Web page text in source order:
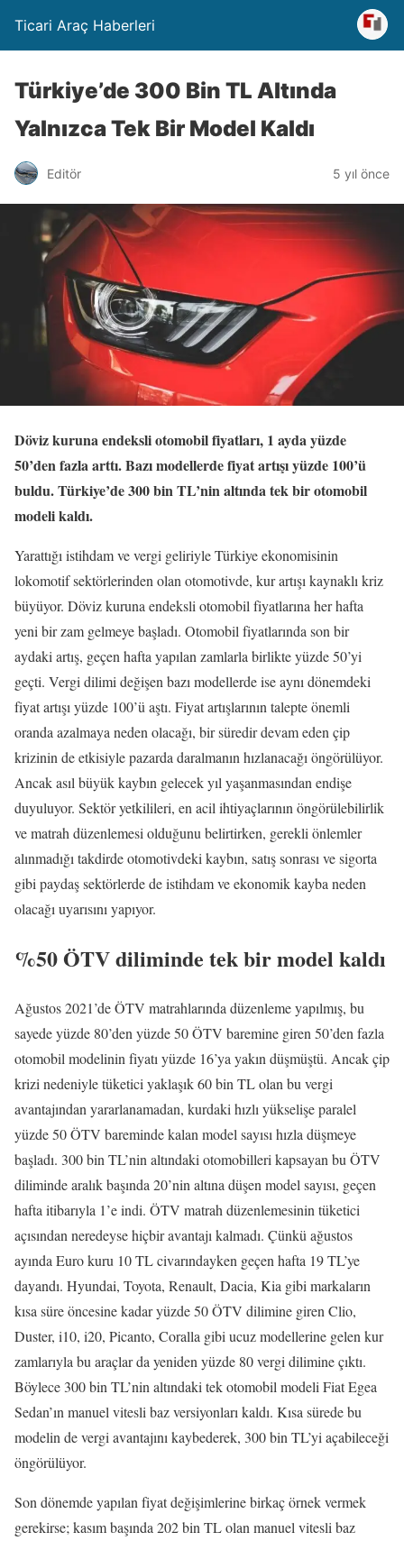
Ticari Araç Haberleri
Türkiye’de 300 Bin TL Altında
Yalnızca Tek Bir Model Kaldı
Editör 5 yıl önce
Döviz kuruna endeksli otomobil fiyatları, 1 ayda yüzde
50’den fazla arttı. Bazı modellerde fiyat artışı yüzde 100’ü
buldu. Türkiye’de 300 bin TL’nin altında tek bir otomobil
modeli kaldı.
Yarattığı istihdam ve vergi geliriyle Türkiye ekonomisinin
lokomotif sektörlerinden olan otomotivde, kur artışı kaynaklı kriz
büyüyor. Döviz kuruna endeksli otomobil fiyatlarına her hafta
yeni bir zam gelmeye başladı. Otomobil fiyatlarında son bir
aydaki artış, geçen hafta yapılan zamlarla birlikte yüzde 50’yi
geçti. Vergi dilimi değişen bazı modellerde ise aynı dönemdeki
fiyat artışı yüzde 100’ü aştı. Fiyat artışlarının talepte önemli
oranda azalmaya neden olacağı, bir süredir devam eden çip
krizinin de etkisiyle pazarda daralmanın hızlanacağı öngörülüyor.
Ancak asıl büyük kaybın gelecek yıl yaşanmasından endişe
duyuluyor. Sektör yetkilileri, en acil ihtiyaçlarının öngörülebilirlik
ve matrah düzenlemesi olduğunu belirtirken, gerekli önlemler
alınmadığı takdirde otomotivdeki kaybın, satış sonrası ve sigorta
gibi paydaş sektörlerde de istihdam ve ekonomik kayba neden
olacağı uyarısını yapıyor.
%50 ÖTV diliminde tek bir model kaldı
Ağustos 2021’de ÖTV matrahlarında düzenleme yapılmış, bu
sayede yüzde 80’den yüzde 50 ÖTV baremine giren 50’den fazla
otomobil modelinin fiyatı yüzde 16’ya yakın düşmüştü. Ancak çip
krizi nedeniyle tüketici yaklaşık 60 bin TL olan bu vergi
avantajından yararlanamadan, kurdaki hızlı yükselişe paralel
yüzde 50 ÖTV bareminde kalan model sayısı hızla düşmeye
başladı. 300 bin TL’nin altındaki otomobilleri kapsayan bu ÖTV
diliminde aralık başında 20’nin altına düşen model sayısı, geçen
hafta itibarıyla 1’e indi. ÖTV matrah düzenlemesinin tüketici
açısından neredeyse hiçbir avantajı kalmadı. Çünkü ağustos
ayında Euro kuru 10 TL civarındayken geçen hafta 19 TL’ye
dayandı. Hyundai, Toyota, Renault, Dacia, Kia gibi markaların
kısa süre öncesine kadar yüzde 50 ÖTV dilimine giren Clio,
Duster, i10, i20, Picanto, Coralla gibi ucuz modellerine gelen kur
zamlarıyla bu araçlar da yeniden yüzde 80 vergi dilimine çıktı.
Böylece 300 bin TL’nin altındaki tek otomobil modeli Fiat Egea
Sedan’ın manuel vitesli baz versiyonları kaldı. Kısa sürede bu
modelin de vergi avantajını kaybederek, 300 bin TL’yi açabileceği
öngörülüyor.
Son dönemde yapılan fiyat değişimlerine birkaç örnek vermek
gerekirse; kasım başında 202 bin TL olan manuel vitesli baz